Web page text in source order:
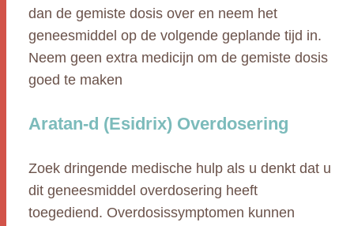
dan de gemiste dosis over en neem het
geneesmiddel op de volgende geplande tijd in.
Neem geen extra medicijn om de gemiste dosis
goed te maken
Aratan-d (Esidrix) Overdosering
Zoek dringende medische hulp als u denkt dat u
dit geneesmiddel overdosering heeft
toegediend. Overdosissymptomen kunnen